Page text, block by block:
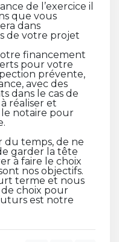
de l’exercice il
que vous
dans
de votre projet
financement
pour votre
prévente,
avec des
dans le cas de
réaliser et
le notaire pour
du temps, de ne
garder la tête
à faire le choix
nos objectifs.
terme et nous
choix pour
est notre